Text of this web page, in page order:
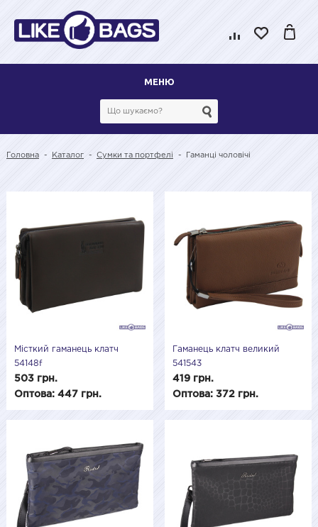
МЕНЮ
Головна - Каталог - Сумки та портфелі - Гаманці чоловічі
Місткий гаманець клатч
54148f
503 грн.
Оптова: 447 грн.
Гаманець клатч великий
541543
419 грн.
Оптова: 372 грн.